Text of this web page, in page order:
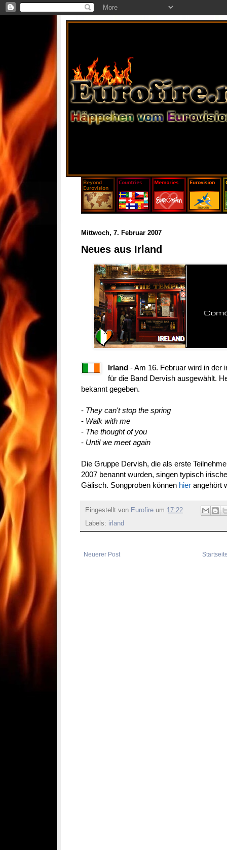
Mittwoch, 7. Februar 2007
Neues aus Irland
Irland - Am 16. Februar wird in der
für die Band Dervish ausgewählt.
bekannt gegeben.
- They can't stop the spring
- Walk with me
- The thought of you
- Until we meet again
Die Gruppe Dervish, die als erste
2007 benannt wurden, singen typisch
Gälisch. Songproben können hier angehört
Eingestellt von Eurofire um 17:22
Labels: irland
Neuerer Post